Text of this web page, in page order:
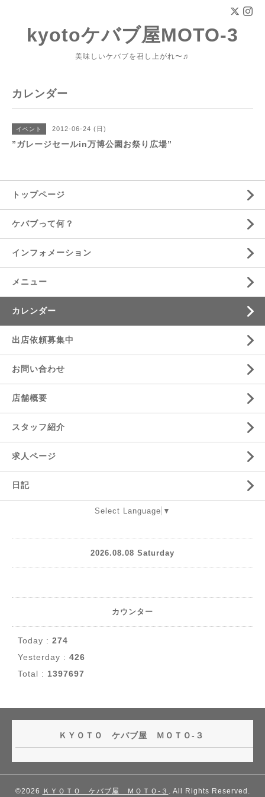
kyotoケバブ屋MOTO-3
美味しいケバブを召し上がれ〜♬
カレンダー
イベント 2012-06-24 (日)
”ガレージセールin万博公園お祭り広場”
トップページ
ケバブって何？
インフォメーション
メニュー
カレンダー
出店依頼募集中
お問い合わせ
店舗概要
スタッフ紹介
求人ページ
日記
Select Language ▼
2026.08.08 Saturday
カウンター
Today : 274
Yesterday : 426
Total : 1397697
ＫＹＯＴＯ ケバブ屋 ＭＯＴＯ-３
©2026 ＫＹＯＴＯ ケバブ屋 ＭＯＴＯ-３ . All Rights Reserved.